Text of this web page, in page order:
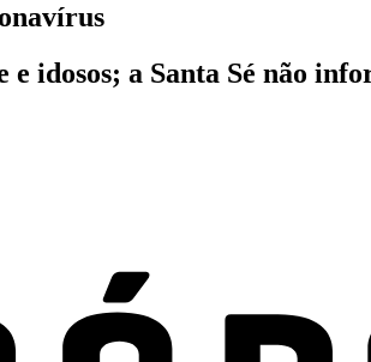
idosos; a Santa Sé não